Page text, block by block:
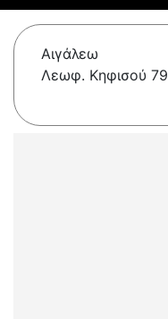
Αιγάλεω
Λεωφ. Κηφισού 79